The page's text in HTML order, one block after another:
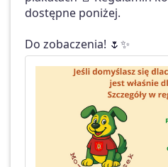
dostępne poniżej.
Do zobaczenia! 🌷✨